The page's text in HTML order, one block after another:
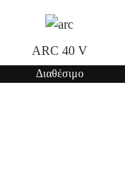
ARC 40 V
Διαθέσιμο